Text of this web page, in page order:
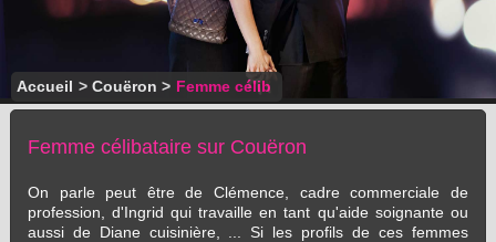
Accueil > Couëron > Femme célib
Femme célibataire sur Couëron
On parle peut être de Clémence, cadre commerciale de
profession, d'Ingrid qui travaille en tant qu'aide soignante ou
aussi de Diane cuisinière, ... Si les profils de ces femmes